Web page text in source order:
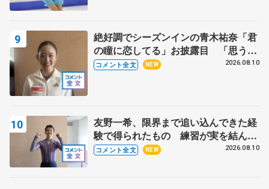
絶好調でシーズンインの青木祐奈「君
の瞳に恋してる」お披露目 「思う人
を狙う…キャッチするような」【サマ
コメント全文 NEW 2026.08.10
友野一希、限界まで追い込んできた経
験で得られたもの 練習が実を結んだ
アジアントロフィー 【サマーカップ
コメント全文 NEW 2026.08.10